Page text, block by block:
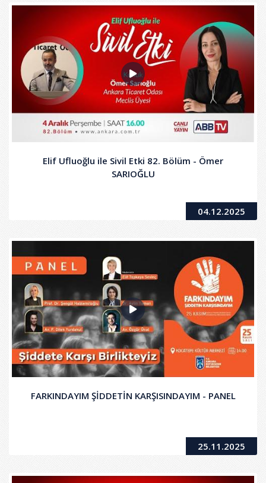
Elif Ufluoğlu ile Sivil Etki 82. Bölüm - Ömer
SARIOĞLU
04.12.2025
FARKINDAYIM ŞİDDETİN KARŞISINDAYIM - PANEL
25.11.2025